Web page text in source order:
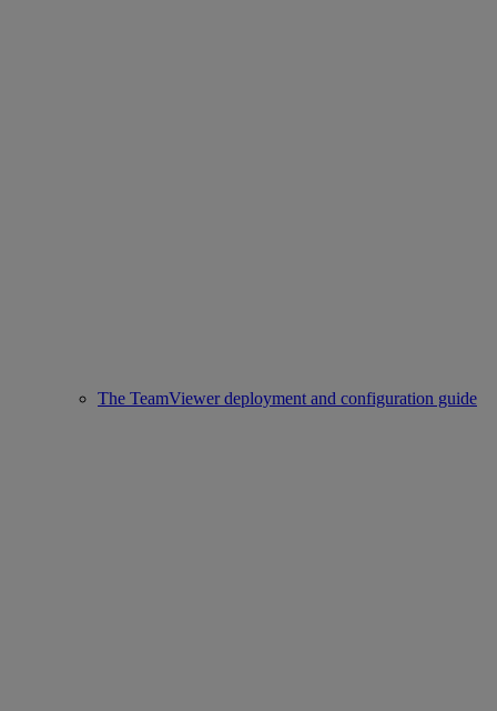
The TeamViewer deployment and configuration guide